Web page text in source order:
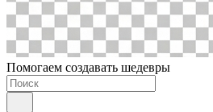
Помогаем создавать шедевры